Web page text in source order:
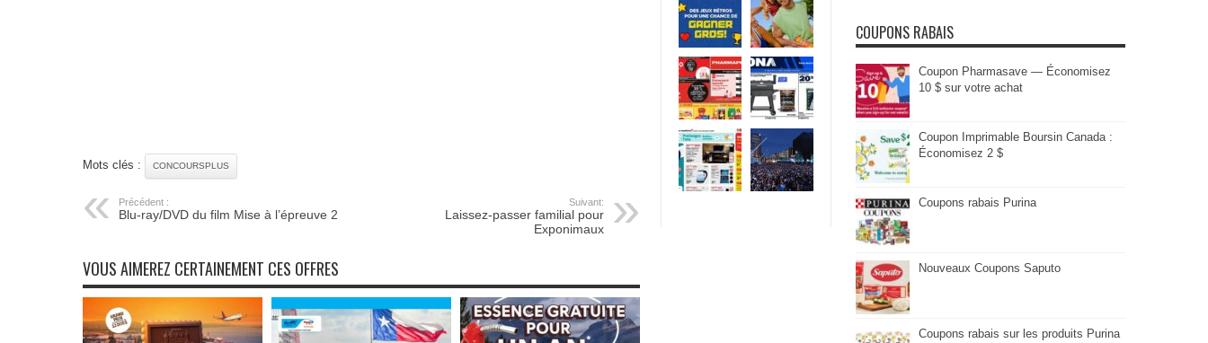
Mots clés : CONCOURSPLUS
Précédent :
Blu-ray/DVD du film Mise à l’épreuve 2
Suivant:
Laissez-passer familial pour
Exponimaux
VOUS AIMEREZ CERTAINEMENT CES OFFRES
COUPONS RABAIS
Coupon Pharmasave — Économisez
10 $ sur votre achat
Coupon Imprimable Boursin Canada :
Économisez 2 $
Coupons rabais Purina
Nouveaux Coupons Saputo
Coupons rabais sur les produits Purina